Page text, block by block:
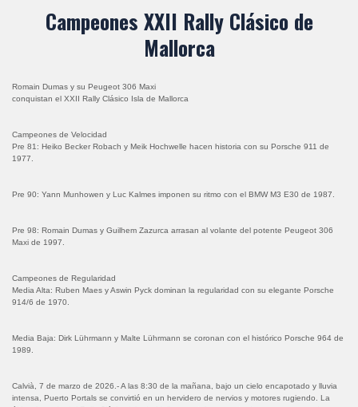
Campeones XXII Rally Clásico de
Mallorca
Romain Dumas y su Peugeot 306 Maxi
conquistan el XXII Rally Clásico Isla de Mallorca
Campeones de Velocidad
Pre 81: Heiko Becker Robach y Meik Hochwelle hacen historia con su Porsche 911 de
1977.
Pre 90: Yann Munhowen y Luc Kalmes imponen su ritmo con el BMW M3 E30 de 1987.
Pre 98: Romain Dumas y Guilhem Zazurca arrasan al volante del potente Peugeot 306
Maxi de 1997.
Campeones de Regularidad
Media Alta: Ruben Maes y Aswin Pyck dominan la regularidad con su elegante Porsche
914/6 de 1970.
Media Baja: Dirk Lührmann y Malte Lührmann se coronan con el histórico Porsche 964 de
1989.
Calvià, 7 de marzo de 2026.- A las 8:30 de la mañana, bajo un cielo encapotado y lluvia
intensa, Puerto Portals se convirtió en un hervidero de nervios y motores rugiendo. La